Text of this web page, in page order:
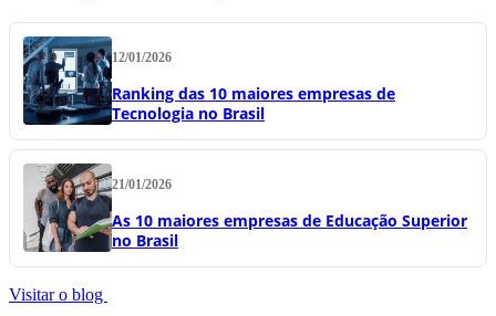
12/01/2026
Ranking das 10 maiores empresas de
Tecnologia no Brasil
21/01/2026
As 10 maiores empresas de Educação Superior
no Brasil
Visitar o blog